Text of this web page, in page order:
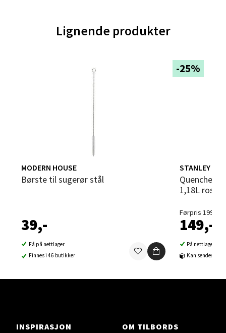
Lignende produkter
MODERN HOUSE
Børste til sugerør stål
39,-
Få på nettlager
Finnes i 46 butikker
-25%
STANLEY
Quencher sugerør 4 stk til Quencher
1,18L rosa
Førpris 199,-
149,-
På nettlager
Kan sendes til
INSPIRASJON
OM TILBORDS
Trondheim - Sirkus Shopping
Falkenborgveien 5, 7044 Trondheim
Åpent i dag 10-21
15 i butikk
Sortland - Sortland Storsenter